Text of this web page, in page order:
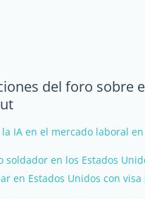
del foro sobre
IA en el mercado laboral en
soldador en los Estados
en Estados Unidos con